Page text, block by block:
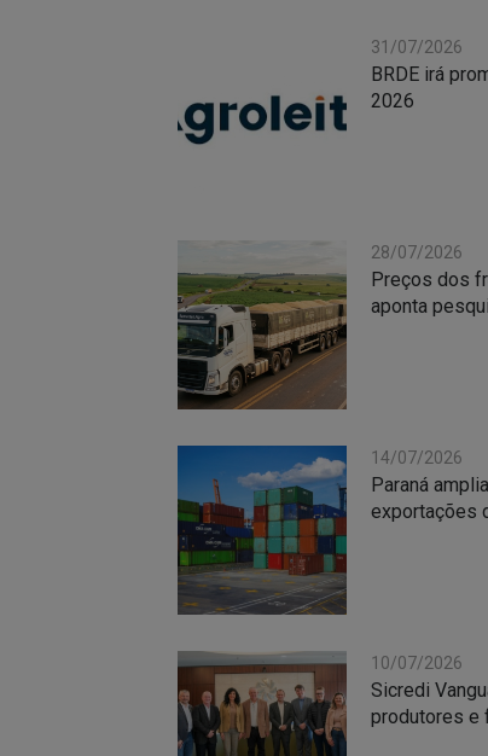
31/07/2026
BRDE irá
2026
28/07/2026
Preços dos
aponta
14/07/2026
Paraná
exportações
10/07/2026
Sicredi
produtores e